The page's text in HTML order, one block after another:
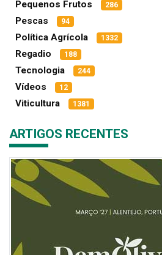
Pequenos Frutos 286
Pescas 94
Política Agrícola 1332
Regadio 188
Tecnologia 244
Vídeos 12
Viticultura 1381
ARTIGOS RECENTES